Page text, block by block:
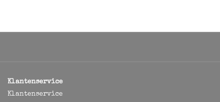
Klantenservice
Klantenservice